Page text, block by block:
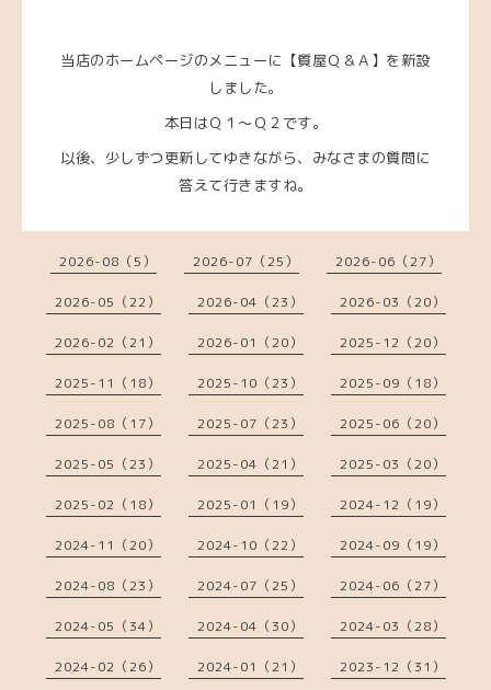
当店のホームページのメニューに【質屋Ｑ＆Ａ】を新設
しました。
本日はＱ１～Ｑ２です。
以後、少しずつ更新してゆきながら、みなさまの質問に
答えて行きますね。
2026-08（5） 2026-07（25） 2026-06（27）
2026-05（22） 2026-04（23） 2026-03（20）
2026-02（21） 2026-01（20） 2025-12（20）
2025-11（18） 2025-10（23） 2025-09（18）
2025-08（17） 2025-07（23） 2025-06（20）
2025-05（23） 2025-04（21） 2025-03（20）
2025-02（18） 2025-01（19） 2024-12（19）
2024-11（20） 2024-10（22） 2024-09（19）
2024-08（23） 2024-07（25） 2024-06（27）
2024-05（34） 2024-04（30） 2024-03（28）
2024-02（26） 2024-01（21） 2023-12（31）